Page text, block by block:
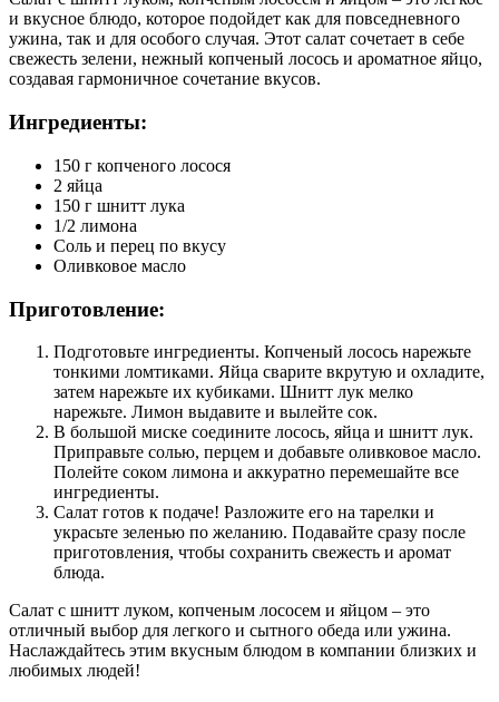
и вкусное блюдо, которое подойдет как для повседневного
ужина, так и для особого случая. Этот салат сочетает в себе
свежесть зелени, нежный копченый лосось и ароматное яйцо,
создавая гармоничное сочетание вкусов.
Ингредиенты:
150 г копченого лосося
2 яйца
150 г шнитт лука
1/2 лимона
Соль и перец по вкусу
Оливковое масло
Приготовление:
Подготовьте ингредиенты. Копченый лосось нарежьте
тонкими ломтиками. Яйца сварите вкрутую и охладите,
затем нарежьте их кубиками. Шнитт лук мелко
нарежьте. Лимон выдавите и вылейте сок.
В большой миске соедините лосось, яйца и шнитт лук.
Приправьте солью, перцем и добавьте оливковое масло.
Полейте соком лимона и аккуратно перемешайте все
ингредиенты.
Салат готов к подаче! Разложите его на тарелки и
украсьте зеленью по желанию. Подавайте сразу после
приготовления, чтобы сохранить свежесть и аромат
блюда.
Салат с шнитт луком, копченым лососем и яйцом – это
отличный выбор для легкого и сытного обеда или ужина.
Наслаждайтесь этим вкусным блюдом в компании близких и
любимых людей!